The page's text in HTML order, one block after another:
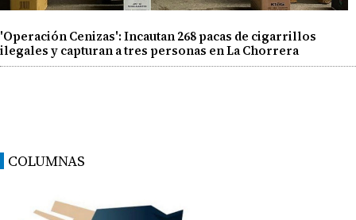
'Operación Cenizas': Incautan 268 pacas de cigarrillos
ilegales y capturan a tres personas en La Chorrera
COLUMNAS